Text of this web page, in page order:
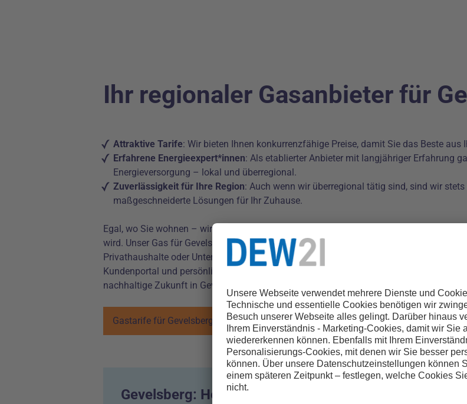
Ihr regionaler Gasanbieter für
Attraktive Tarife: Wir bieten Ihnen konkurrenzfähige Preise, damit Sie das Beste aus
Erfahrene Energieexpert*innen: Als etablierter Anbieter mit langjähriger Erfahrung
Energieversorgung – lokal und überregional.
Zuverlässigkeit für Ihre Region: Auch wenn wir überregional tätig sind, sind wir
maßgeschneiderte Lösungen für Ihr Zuhause.
Egal, wo Sie wohnen – wir versorgen Sie zuverlässig mit Erdgas, dessen CO₂-
wird. Unser Gas für Gevelsberg bietet Ihnen faire und transparente Tarife, die optimal
Privathaushalte oder Unternehmen – unsere Gasprodukte ermöglichen eine
Kundenportal und persönlichem Service stehen wir Ihnen jederzeit zur Seite. Vertrauen
nachhaltige Zukunft in Gevelsberg und Ihrer Region engagiert.
Gastarife für Gevelsberg
Gevelsberg: Heimat des ältesten Volksfestes in